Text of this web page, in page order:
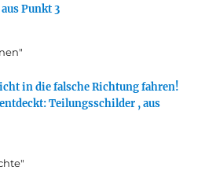
Punkt 3
in die falsche Richtung fahren!
Teilungsschilder , aus